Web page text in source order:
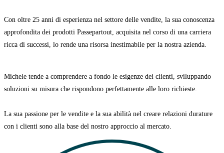
Con oltre 25 anni di esperienza nel settore delle vendite, la sua conoscenza
approfondita dei prodotti Passepartout, acquisita nel corso di una carriera
ricca di successi, lo rende una risorsa inestimabile per la nostra azienda.
Michele tende a comprendere a fondo le esigenze dei clienti, sviluppando
soluzioni su misura che rispondono perfettamente alle loro richieste.
La sua passione per le vendite e la sua abilità nel creare relazioni durature
con i clienti sono alla base del nostro approccio al mercato.